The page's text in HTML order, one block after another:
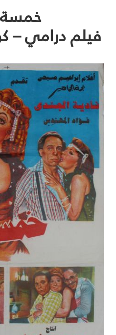
فيلم درامي